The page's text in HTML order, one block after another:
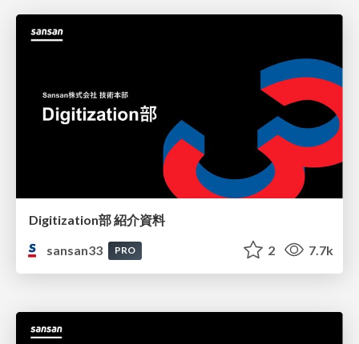
Digitization部 紹介資料
sansan33
PRO 2 7.7k